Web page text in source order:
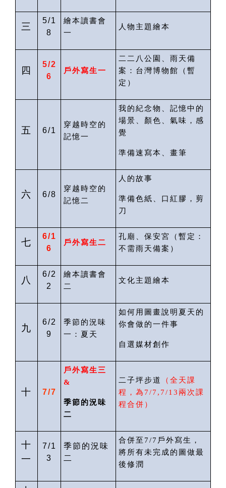
三
5/1
8
繪本讀書會
一
人物主題繪本
四
5/2
6
戶外寫生一
二二八公園、雨天備
案：台灣博物館
（暫
定）
五 6/1
穿越時空的
記憶一
我的紀念物、記憶中的
場景、顏色、氣味，感
覺
準備速寫本、畫筆
六 6/8
穿越時空的
記憶二
人的故事
準備色紙、口紅膠，剪
刀
七
6/1
6
戶外寫生二
孔廟、保安宮（暫定：
不需雨天備案 ）
八
6/2
2
繪本讀書會
二
文化主題繪本
九
6/2
9
季節的況味
一：夏天
如何用圖畫說明夏天的
你會做的一件事
自選媒材創作
十 7/7
戶外寫生三
&
季節的況味
二
二子坪步道 （ 全天課
程 ，為 7/7 ,7/13 兩次課
程合併）
十
一
7/1
3
季節的況味
二
合併至 7/7 戶外寫生，
將所有未完成的圖做最
後修潤